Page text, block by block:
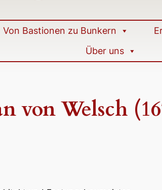
Von Bastionen zu Bunkern
Über uns
von Welsch